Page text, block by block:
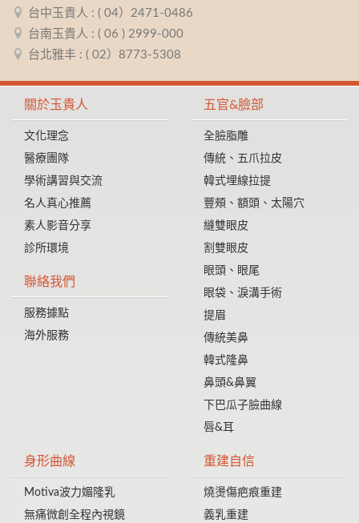
台中玉貴人 : ( 04）2471-0486
台南玉貴人 : ( 06 ) 2999-000
台北雅丰 : ( 02）8773-5308
關於玉貴人
文化理念
醫療團隊
學術講習與交流
名人真心推薦
素人影音分享
診所環境
聯絡我們
服務據點
海外服務
五官&臉部
全臉脂雕
傳統、五爪拉皮
韓式埋線拉提
豐頰、額頭、太陽穴
縫雙眼皮
割雙眼皮
眼頭、眼尾
眼袋、淚溝手術
提眉
傳統美鼻
韓式隆鼻
鼻頭&鼻翼
下巴瓜子臉曲線
唇&耳
身形曲線
Motiva波力媚隆乳
無痛微創全程內視鏡
重建自信
燒燙傷疤痕重建
義乳重建